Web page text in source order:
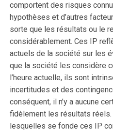
comportent des risques
hypothèses et d’autres
sorte que les résultats ou le
considérablement. Ces IP
actuels de la société sur les
que la société les considère
l’heure actuelle, ils sont
incertitudes et des
conséquent, il n’y a aucune
fidèlement les résultats
lesquelles se fonde ces IP